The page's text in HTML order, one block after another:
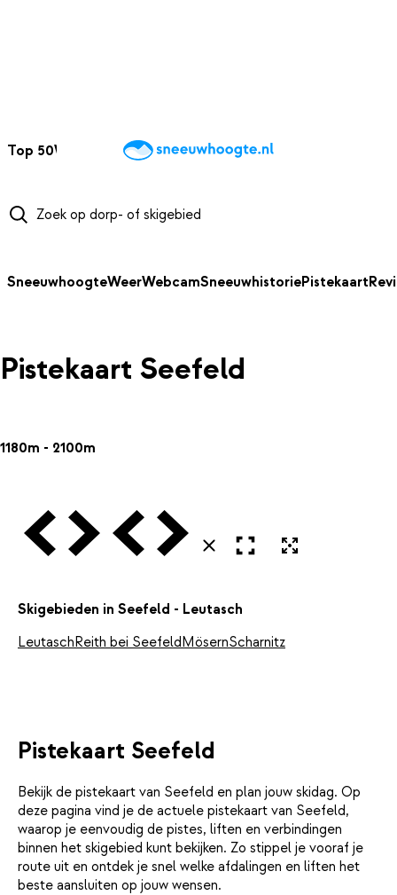
Top 50Webcams WintersportweerKaarten
SneeuwhoogteWeerWebcamSneeuwhistoriePistekaart
Pistekaart Seefeld
1180m - 2100m
Vorige VolgendeVorige Volgende
SluitenOpen in volledig scherm
Skigebieden in Seefeld - Leutasch
LeutaschReith bei SeefeldMösernScharnitz
Pistekaart Seefeld
Bekijk de pistekaart van Seefeld en plan jouw skidag. Op
deze pagina vind je de actuele pistekaart van Seefeld,
waarop je eenvoudig de pistes, liften en verbindingen
binnen het skigebied kunt bekijken. Zo stippel je vooraf je
route uit en ontdek je snel welke afdalingen en liften het
beste aansluiten op jouw wensen.